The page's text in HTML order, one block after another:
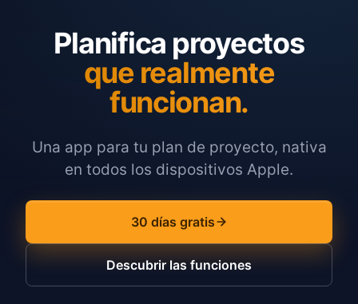
Planifica proyectos
que realmente
funcionan.
Una app para tu plan de proyecto, nativa
en todos los dispositivos Apple.
30 días gratis
Descubrir las funciones